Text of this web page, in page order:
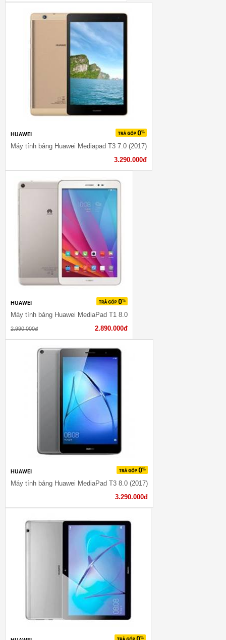
HUAWEI
Máy tính bảng Huawei Mediapad T3 7.0 (2017)
3.290.000đ
HUAWEI
Máy tính bảng Huawei MediaPad T1 8.0
2.990.000đ 2.890.000đ
HUAWEI
Máy tính bảng Huawei MediaPad T3 8.0 (2017)
3.290.000đ